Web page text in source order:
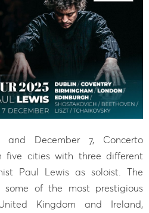
and December 7, Concerto
five cities with three different
Paul Lewis as soloist. The
of the most prestigious
Kingdom and Ireland,